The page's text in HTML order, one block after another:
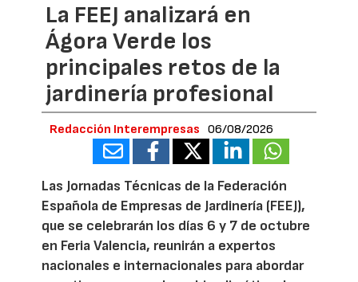
La FEEJ analizará en
Ágora Verde los
principales retos de la
jardinería profesional
Redacción Interempresas 06/08/2026
Las Jornadas Técnicas de la Federación
Española de Empresas de Jardinería (FEEJ),
que se celebrarán los días 6 y 7 de octubre
en Feria Valencia, reunirán a expertos
nacionales e internacionales para abordar